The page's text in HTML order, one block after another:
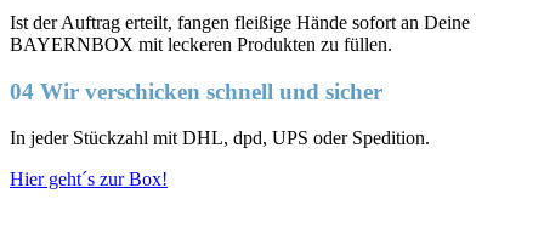
Ist der Auftrag erteilt, fangen fleißige Hände sofort an Deine
BAYERNBOX mit leckeren Produkten zu füllen.
04 Wir verschicken schnell und sicher
In jeder Stückzahl mit DHL, dpd, UPS oder Spedition.
Hier geht´s zur Box!